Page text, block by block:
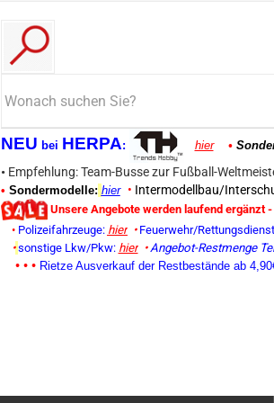
NEU bei HERPA: hier •
• Empfehlung: Team-Busse zur Fußball-
• Sondermodelle: hier • Intermodellbau/
Unsere Angebote werden laufend ergänzt
•Polizeifahrzeuge: hier • Feuerwehr/
• sonstige Lkw/Pkw: hier • Angebot-Restmenge
• • • Rietze Ausverkauf der Restbestände ab